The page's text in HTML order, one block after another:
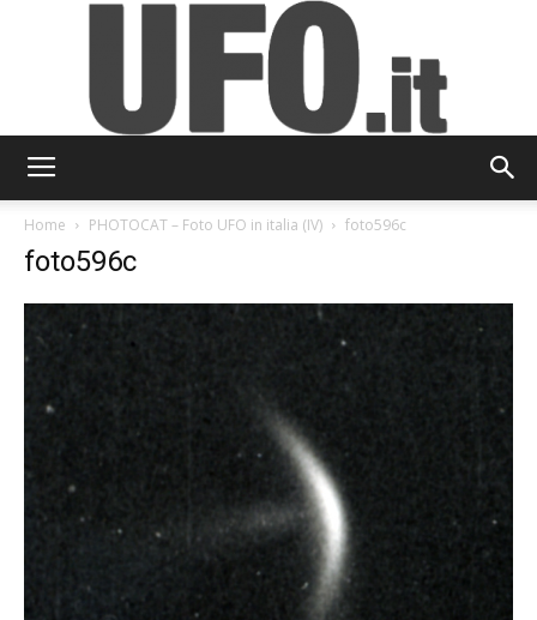
Home PHOTOCAT – Foto UFO in italia (IV) foto596c
foto596c